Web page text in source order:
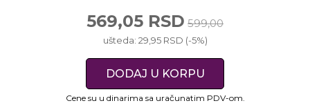
569,05 RSD 599,00
ušteda: 29,95 RSD (-5%)
DODAJ U KORPU
Cene su u dinarima sa uračunatim PDV-om.